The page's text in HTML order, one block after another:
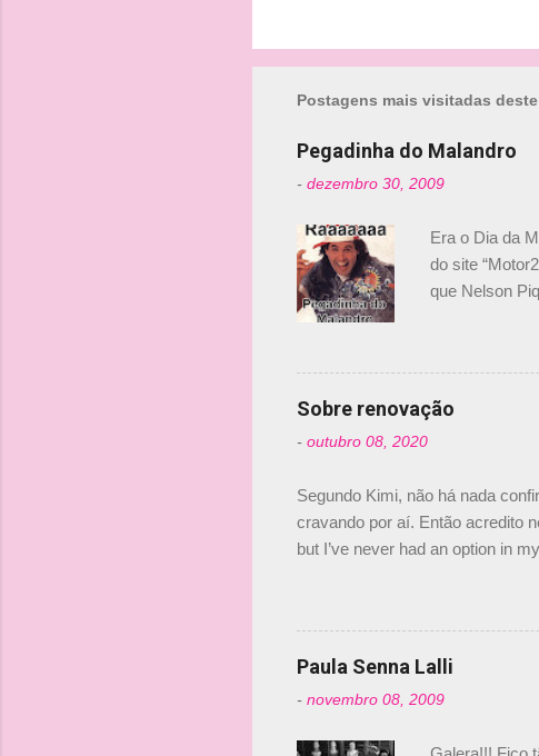
Postagens mais visitadas
Pegadinha do Malandro
- dezembro 30, 2009
Era o Dia da
do site
que Nelson
dirigente foi
verdade, nós
Senna, não
Sobre renovação
- outubro 08, 2020
Segundo Kimi, não há nada
cravando por aí. Então acredito
but I’ve never had an option in
falando sobre o fato do Iceman
@RGrosjean ! #EifelGP 🇩🇪
Paula Senna Lalli
- novembro 08, 2009